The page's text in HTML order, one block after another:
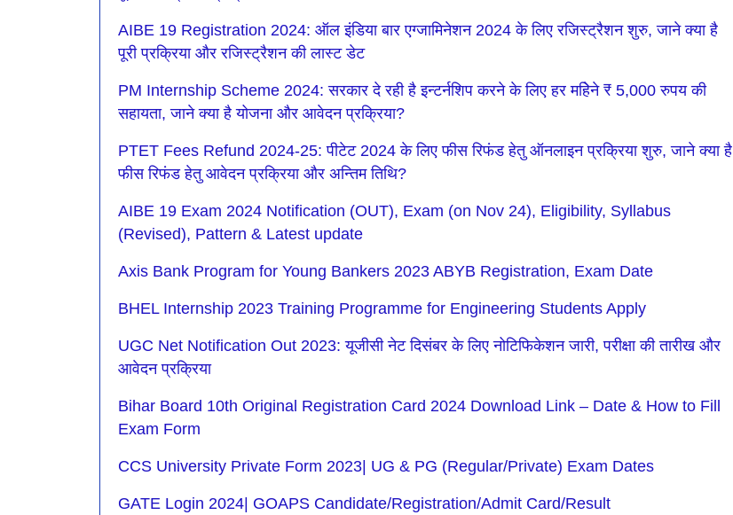
AIBE 19 Registration 2024: ऑल इंडिया बार एग्जामिनेशन 2024 के लिए रजिस्ट्रैशन शुरु, जाने क्या है
पूरी प्रक्रिया और रजिस्ट्रैशन की लास्ट डेट
PM Internship Scheme 2024: सरकार दे रही है इन्टर्नशिप करने के लिए हर महिेने ₹ 5,000 रुपय की
सहायता, जाने क्या है योजना और आवेदन प्रक्रिया?
PTET Fees Refund 2024-25: पीटेट 2024 के लिए फीस रिफंड हेतु ऑनलाइन प्रक्रिया शुरु, जाने क्या है
फीस रिफंड हेतु आवेदन प्रक्रिया और अन्तिम तिथि?
AIBE 19 Exam 2024 Notification (OUT), Exam (on Nov 24), Eligibility, Syllabus
(Revised), Pattern & Latest update
Axis Bank Program for Young Bankers 2023 ABYB Registration, Exam Date
BHEL Internship 2023 Training Programme for Engineering Students Apply
UGC Net Notification Out 2023: यूजीसी नेट दिसंबर के लिए नोटिफिकेशन जारी, परीक्षा की तारीख और
आवेदन प्रक्रिया
Bihar Board 10th Original Registration Card 2024 Download Link – Date & How to Fill
Exam Form
CCS University Private Form 2023| UG & PG (Regular/Private) Exam Dates
GATE Login 2024| GOAPS Candidate/Registration/Admit Card/Result